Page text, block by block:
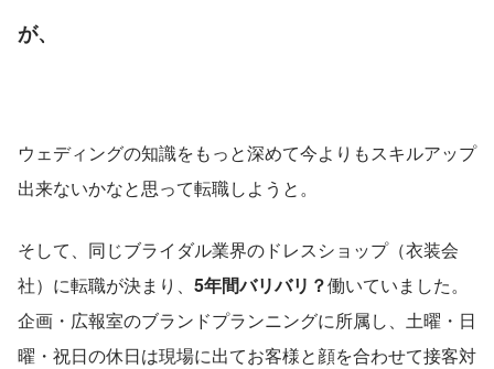
が、
ウェディングの知識をもっと深めて今よりもスキルアップ
出来ないかなと思って転職しようと。
そして、同じブライダル業界のドレスショップ（衣装会
社）に転職が決まり、 5年間バリバリ？働いていました。
企画・広報室のブランドプランニングに所属し、土曜・日
曜・祝日の休日は現場に出てお客様と顔を合わせて接客対